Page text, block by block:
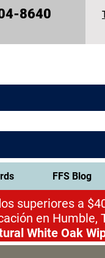
8640
FFS Blog
White Oak
superiores a
en Humble,